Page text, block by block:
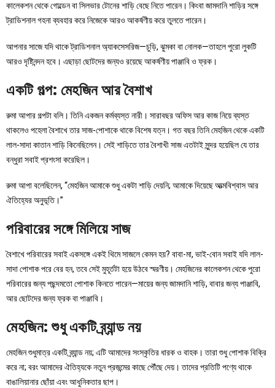
কালেকশন থেকে গোল্ডেন বা সিলভার টোনের শাড়ি বেছে নিতে পারেন। কিংবা জামদানি শাড়ির সঙ্গে
ট্রাডিশনাল গহনা ব্যবহার করে নিজেকে আরও আকর্ষণীয় করে তুলতে পারেন।
আপনার সাজে যদি থাকে ট্রাডিশনাল অ্যাকসেসরিজ—চুড়ি, ঝুমকা বা নোলক—তাহলে পুরো লুকটি
আরও দৃষ্টিনন্দন হবে। এছাড়া ছোটদের জন্যও রয়েছে আকর্ষণীয় পাঞ্জাবি ও ফ্রক।
একটি গল্প: মেহজিন আর বৈশাখ
রুমা আপার গল্পটা বলি। তিনি একজন কর্মব্যস্ত নারী। সারাবছর অফিস আর কাজ নিয়ে ব্যস্ত
থাকলেও পহেলা বৈশাখে তার সাজ-পোশাকে থাকে বিশেষ যত্ন। গত বছর তিনি মেহজিন থেকে একটি
লাল-সাদা কাতান শাড়ি কিনেছিলেন। সেই শাড়িতে তার বৈশাখী সাজ এতটাই সুন্দর হয়েছিল যে তার
বন্ধুরা সবাই প্রশংসা করেছিল।
রুমা আপা বলেছিলেন, “মেহজিন আমাকে শুধু একটা শাড়ি দেয়নি; আমাকে দিয়েছে আত্মবিশ্বাস আর
ঐতিহ্যের অনুভূতি।”
পরিবারের সঙ্গে মিলিয়ে সাজ
বৈশাখে পরিবারের সবাই একসঙ্গে একই থিমে সাজলে কেমন হয়? বাবা-মা, ভাই-বোন সবাই যদি লাল-
সাদা পোশাক পরে বের হন, তবে সেই মুহূর্তটা হয়ে উঠবে স্মরণীয়। মেহজিনের কালেকশন থেকে পুরো
পরিবারের জন্য পছন্দমতো পোশাক কিনতে পারেন—মায়ের জন্য জামদানি শাড়ি, বাবার জন্য পাঞ্জাবি,
আর ছোটদের জন্য ফ্রক বা পাঞ্জাবি।
মেহজিন: শুধু একটি ব্র্যান্ড নয়
মেহজিন শুধুমাত্র একটি ব্র্যান্ড নয়; এটি আমাদের সংস্কৃতির ধারক ও বাহক। তারা শুধু পোশাক বিক্রি
করে না; বরং আমাদের ঐতিহ্যকে নতুন প্রজন্মের কাছে পৌঁছে দেয়। তাদের প্রতিটি পণ্যে থাকে
বাঙালিয়ানার ছোঁয়া এবং আধুনিকতার ছাপ।